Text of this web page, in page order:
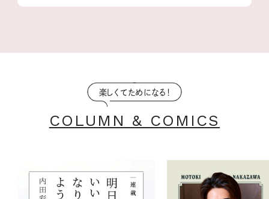
楽しくてためになる！
COLUMN & COMICS